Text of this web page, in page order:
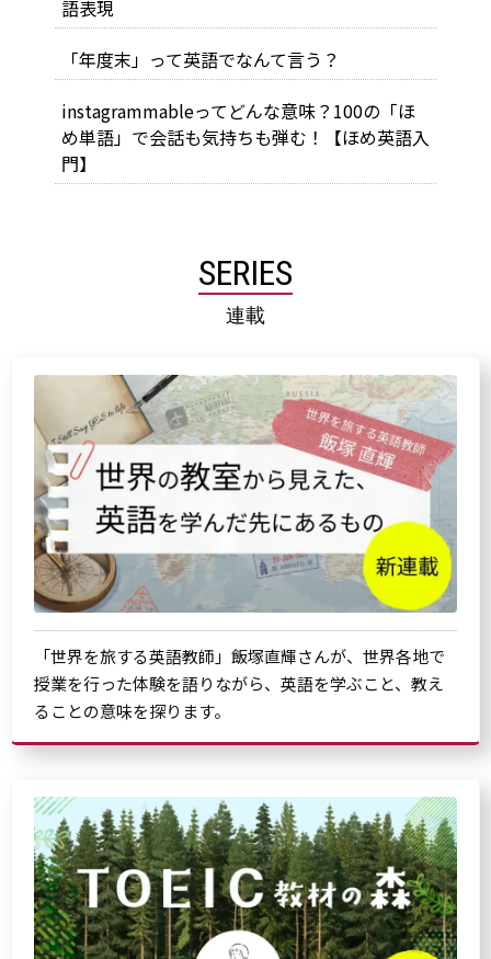
語表現
「年度末」って英語でなんて言う？
instagrammableってどんな意味？100の「ほ
め単語」で会話も気持ちも弾む！【ほめ英語入
門】
SERIES
連載
「世界を旅する英語教師」飯塚直輝さんが、世界各地で
授業を行った体験を語りながら、英語を学ぶこと、教え
ることの意味を探ります。